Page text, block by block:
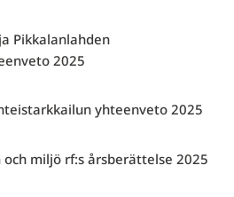
Pikkalanlahden
2025
yhteenveto 2025
miljö rf:s årsberättelse 2025